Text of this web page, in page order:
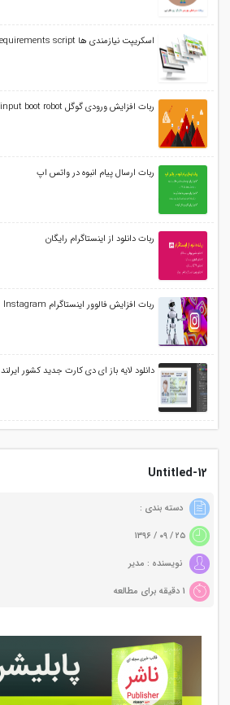
اسکریپت نیازمندی ها Requirements script
ربات افزایش ورودی گوگل Google input boot robot
ربات ارسال پیام انبوه در واتس اپ
ربات دانلود از اینستاگرام رایگان
ربات افزایش فالوور اینستاگرام Instagram
دانلود لایه باز ای دی کارت جدید کشور ایرلند
Untitled-12
دسته بندی :
نویسنده : مدیر